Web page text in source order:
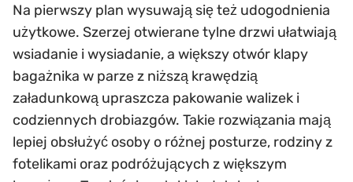
Na pierwszy plan wysuwają się też udogodnienia
użytkowe. Szerzej otwierane tylne drzwi ułatwiają
wsiadanie i wysiadanie, a większy otwór klapy
bagażnika w parze z niższą krawędzią
załadunkową upraszcza pakowanie walizek i
codziennych drobiazgów. Takie rozwiązania mają
lepiej obsłużyć osoby o różnej posturze, rodziny z
fotelikami oraz podróżujących z większym